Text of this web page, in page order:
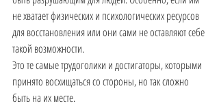
не хватает физических и психологических ресурсов
для восстановления или они сами не оставляют себе
такой возможности.
Это те самые трудоголики и достигаторы, которыми
принято восхищаться со стороны, но так сложно
быть на их месте.